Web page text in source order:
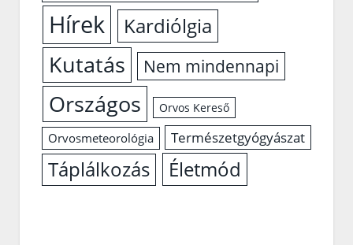
Hírek Kardiólgia
Kutatás Nem mindennapi
Országos Orvos Kereső
Orvosmeteorológia Természetgyógyászat
Táplálkozás Életmód